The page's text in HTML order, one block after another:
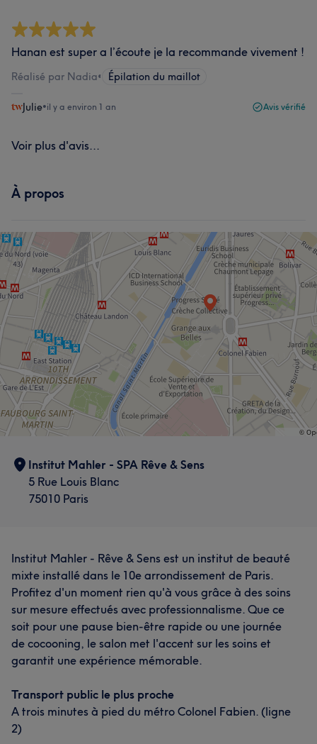
Hanan est super a l’écoute je la recommande vivement !
Réalisé par Nadia• Épilation du maillot
Julie•il y a environ 1 an Avis vérifié
Voir plus d'avis...
À propos
Institut Mahler - SPA Rêve & Sens
5 Rue Louis Blanc
75010 Paris
Institut Mahler - Rêve & Sens est un institut de beauté
mixte installé dans le 10e arrondissement de Paris.
Profitez d'un moment rien qu'à vous grâce à des soins
sur mesure effectués avec professionnalisme. Que ce
soit pour une pause bien-être rapide ou une journée
de cocooning, le salon met l'accent sur les soins et
garantit une expérience mémorable.
Transport public le plus proche
A trois minutes à pied du métro Colonel Fabien. (ligne
2)